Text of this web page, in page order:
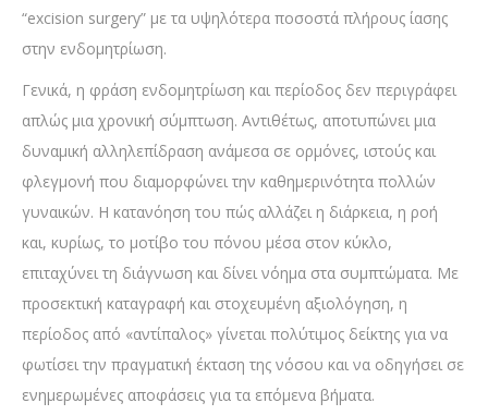
“excision surgery” με τα υψηλότερα ποσοστά πλήρους ίασης
στην ενδομητρίωση.
Γενικά, η φράση ενδομητρίωση και περίοδος δεν περιγράφει
απλώς μια χρονική σύμπτωση. Αντιθέτως, αποτυπώνει μια
δυναμική αλληλεπίδραση ανάμεσα σε ορμόνες, ιστούς και
φλεγμονή που διαμορφώνει την καθημερινότητα πολλών
γυναικών. Η κατανόηση του πώς αλλάζει η διάρκεια, η ροή
και, κυρίως, το μοτίβο του πόνου μέσα στον κύκλο,
επιταχύνει τη διάγνωση και δίνει νόημα στα συμπτώματα. Με
προσεκτική καταγραφή και στοχευμένη αξιολόγηση, η
περίοδος από «αντίπαλος» γίνεται πολύτιμος δείκτης για να
φωτίσει την πραγματική έκταση της νόσου και να οδηγήσει σε
ενημερωμένες αποφάσεις για τα επόμενα βήματα.